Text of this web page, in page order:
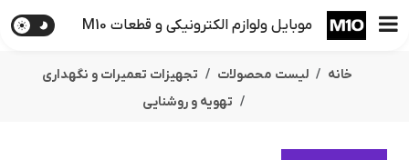
موبایل ولوازم الکترونیکی و قطعات M10
خانه لیست محصولات
تجهیزات تعمیرات و نگهداری
تهویه و روشنایی